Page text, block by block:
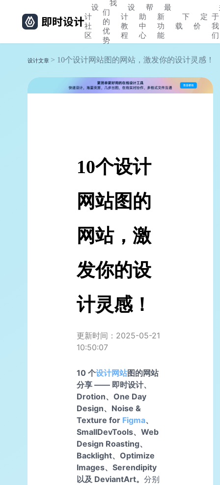
设
计
社
区
我
们
的
优
势
设
计
教
程
帮
助
中
心
最
新
功
能
下
载
定
价
于
我
们
设计文章 > 10个设计网站图的网站，激发你的设计灵感！
10个设计
网站图的
网站，激
发你的设
计灵感！
更新时间：2025-05-21
10:50:07
10 个设计网站图的网站
分享 —— 即时设计、
Drotion、One Day
Design、Noise &
Texture for Figma、
SmallDevTools、Web
Design Roasting、
Backlight、Optimize
Images、Serendipity
以及 DeviantArt。 分别